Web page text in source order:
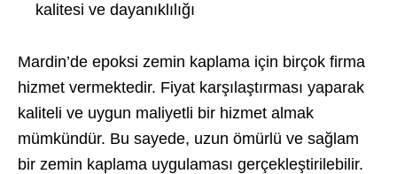
kalitesi ve dayanıklılığı
Mardin’de epoksi zemin kaplama için birçok firma
hizmet vermektedir. Fiyat karşılaştırması yaparak
kaliteli ve uygun maliyetli bir hizmet almak
mümkündür. Bu sayede, uzun ömürlü ve sağlam
bir zemin kaplama uygulaması gerçekleştirilebilir.